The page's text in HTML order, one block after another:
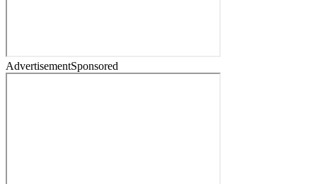
AdvertisementSponsored